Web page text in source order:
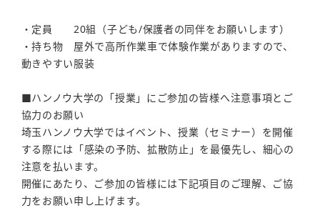
・定員 20組（子ども/保護者の同伴をお願いします）
・持ち物 屋外で高所作業車で体験作業がありますので、
動きやすい服装
■ハンノウ大学の「授業」にご参加の皆様へ注意事項とご
協力のお願い
埼玉ハンノウ大学ではイベント、授業（セミナー）を開催
する際には「感染の予防、拡散防止」を最優先し、細心の
注意を払います。
開催にあたり、ご参加の皆様には下記項目のご理解、ご協
力をお願い申し上げます。